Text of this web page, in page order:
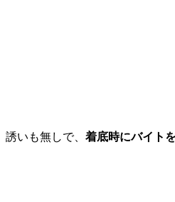
誘いも無しで、 着底時にバイト